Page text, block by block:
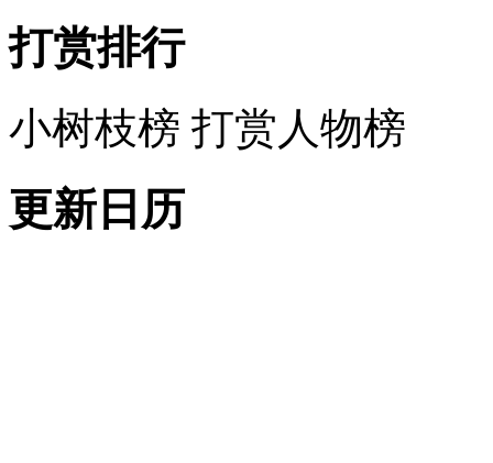
打赏排行
小树枝榜 打赏人物榜
更新日历